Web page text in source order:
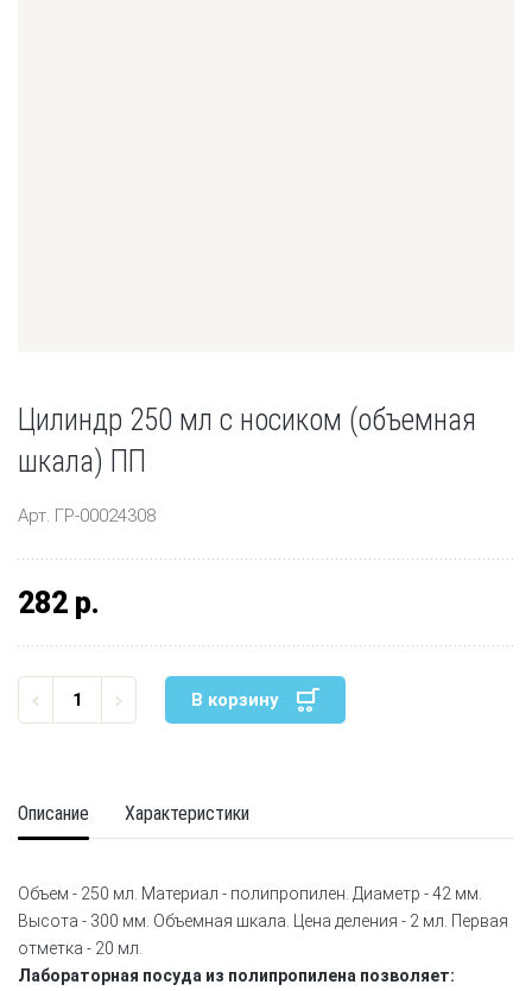
Цилиндр 250 мл с носиком (объемная
шкала) ПП
Арт. ГР-00024308
282 р.
В корзину
Описание Характеристики
Объем - 250 мл. Материал - полипропилен. Диаметр - 42 мм.
Высота - 300 мм. Объемная шкала. Цена деления - 2 мл. Первая
отметка - 20 мл.
Лабораторная посуда из полипропилена позволяет: